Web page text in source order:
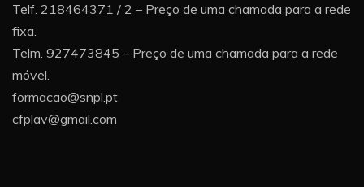
Telf. 218464371 / 2 – Preço de uma chamada para a rede
fixa.
Telm. 927473845 – Preço de uma chamada para a rede
móvel.
formacao@snpl.pt
cfplav@gmail.com